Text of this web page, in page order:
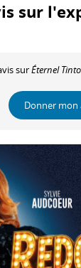
sur
surÉternel
Donner mon